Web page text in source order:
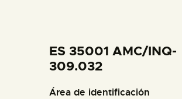
COLECCIONES
ES 35001 AMC/INQ-
309.032
Área de identificación